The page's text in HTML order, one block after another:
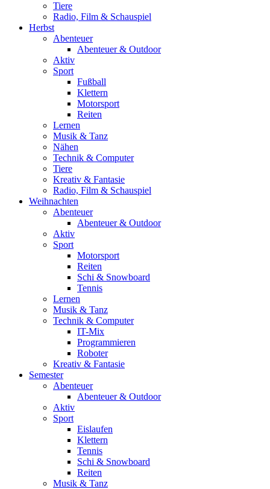
Tiere
Radio, Film & Schauspiel
Herbst
Abenteuer
Abenteuer & Outdoor
Aktiv
Sport
Fußball
Klettern
Motorsport
Reiten
Lernen
Musik & Tanz
Nähen
Technik & Computer
Tiere
Kreativ & Fantasie
Radio, Film & Schauspiel
Weihnachten
Abenteuer
Abenteuer & Outdoor
Aktiv
Sport
Motorsport
Reiten
Schi & Snowboard
Tennis
Lernen
Musik & Tanz
Technik & Computer
IT-Mix
Programmieren
Roboter
Kreativ & Fantasie
Semester
Abenteuer
Abenteuer & Outdoor
Aktiv
Sport
Eislaufen
Klettern
Tennis
Schi & Snowboard
Reiten
Musik & Tanz